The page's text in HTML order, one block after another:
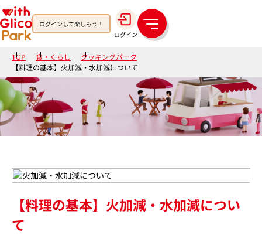
ログインして楽しもう！
ログイン
メ
ニ
TOP 食・くらし
クッキングパーク
【料理の基本】火加減・水加減について
【料理の基本】火加減・水加減につい
て